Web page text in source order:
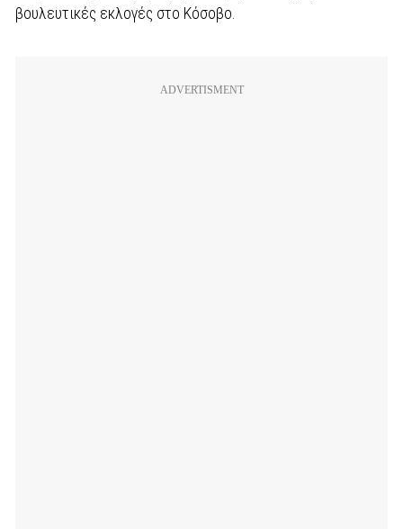
βουλευτικές εκλογές στο Κόσοβο.